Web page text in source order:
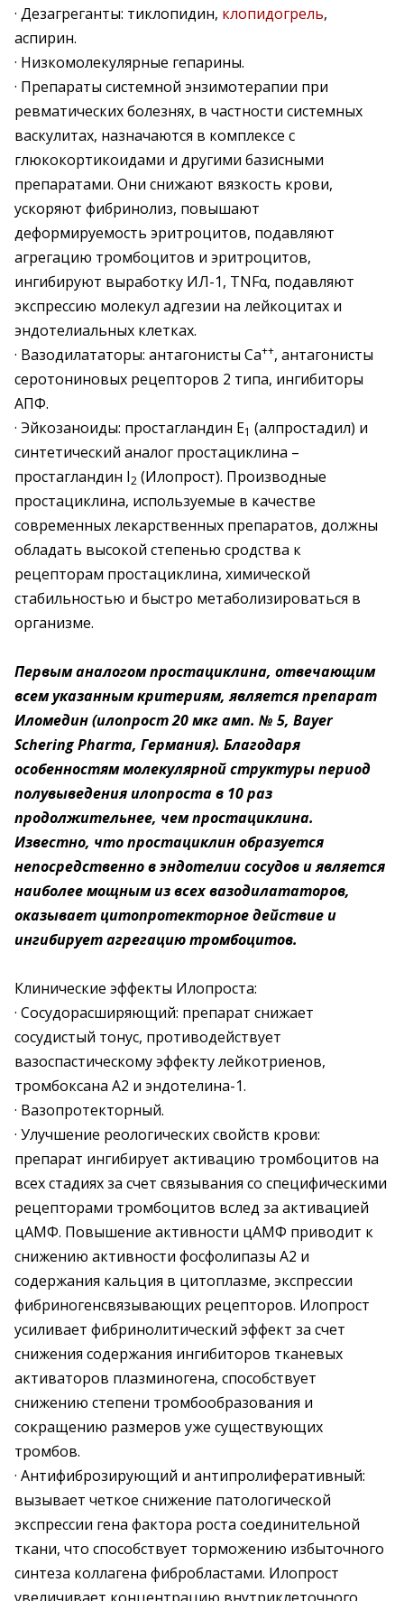
· Дезагреганты: тиклопидин, клопидогрель,
аспирин.
· Низкомолекулярные гепарины.
· Препараты системной энзимотерапии при
ревматических болезнях, в частности системных
васкулитах, назначаются в комплексе с
глюкокортикоидами и другими базисными
препаратами. Они снижают вязкость крови,
ускоряют фибринолиз, повышают
деформируемость эритроцитов, подавляют
агрегацию тромбоцитов и эритроцитов,
ингибируют выработку ИЛ-1, TNFα, подавляют
экспрессию молекул адгезии на лейкоцитах и
эндотелиальных клетках.
· Вазодилататоры: антагонисты Са++, антагонисты
серотониновых рецепторов 2 типа, ингибиторы
АПФ.
· Эйкозаноиды: простагландин Е1 (алпростадил) и
синтетический аналог простациклина –
простагландин I2 (Илопрост). Производные
простациклина, используемые в качестве
современных лекарственных препаратов, должны
обладать высокой степенью сродства к
рецепторам простациклина, химической
стабильностью и быстро метаболизироваться в
организме.
Первым аналогом простациклина, отвечающим
всем указанным критериям, является препарат
Иломедин (илопрост 20 мкг амп. № 5, Bayer
Schering Pharma, Германия). Благодаря
особенностям молекулярной структуры период
полувыведения илопроста в 10 раз
продолжительнее, чем простациклина.
Известно, что простациклин образуется
непосредственно в эндотелии сосудов и является
наиболее мощным из всех вазодилататоров,
оказывает цитопротекторное действие и
ингибирует агрегацию тромбоцитов.
Клинические эффекты Илопроста:
· Сосудорасширяющий: препарат снижает
сосудистый тонус, противодействует
вазоспастическому эффекту лейкотриенов,
тромбоксана А2 и эндотелина-1.
· Вазопротекторный.
· Улучшение реологических свойств крови:
препарат ингибирует активацию тромбоцитов на
всех стадиях за счет связывания со специфическими
рецепторами тромбоцитов вслед за активацией
цАМФ. Повышение активности цАМФ приводит к
снижению активности фосфолипазы А2 и
содержания кальция в цитоплазме, экспрессии
фибриногенсвязывающих рецепторов. Илопрост
усиливает фибринолитический эффект за счет
снижения содержания ингибиторов тканевых
активаторов плазминогена, способствует
снижению степени тромбообразования и
сокращению размеров уже существующих
тромбов.
· Антифиброзирующий и антипролиферативный:
вызывает четкое снижение патологической
экспрессии гена фактора роста соединительной
ткани, что способствует торможению избыточного
синтеза коллагена фибробластами. Илопрост